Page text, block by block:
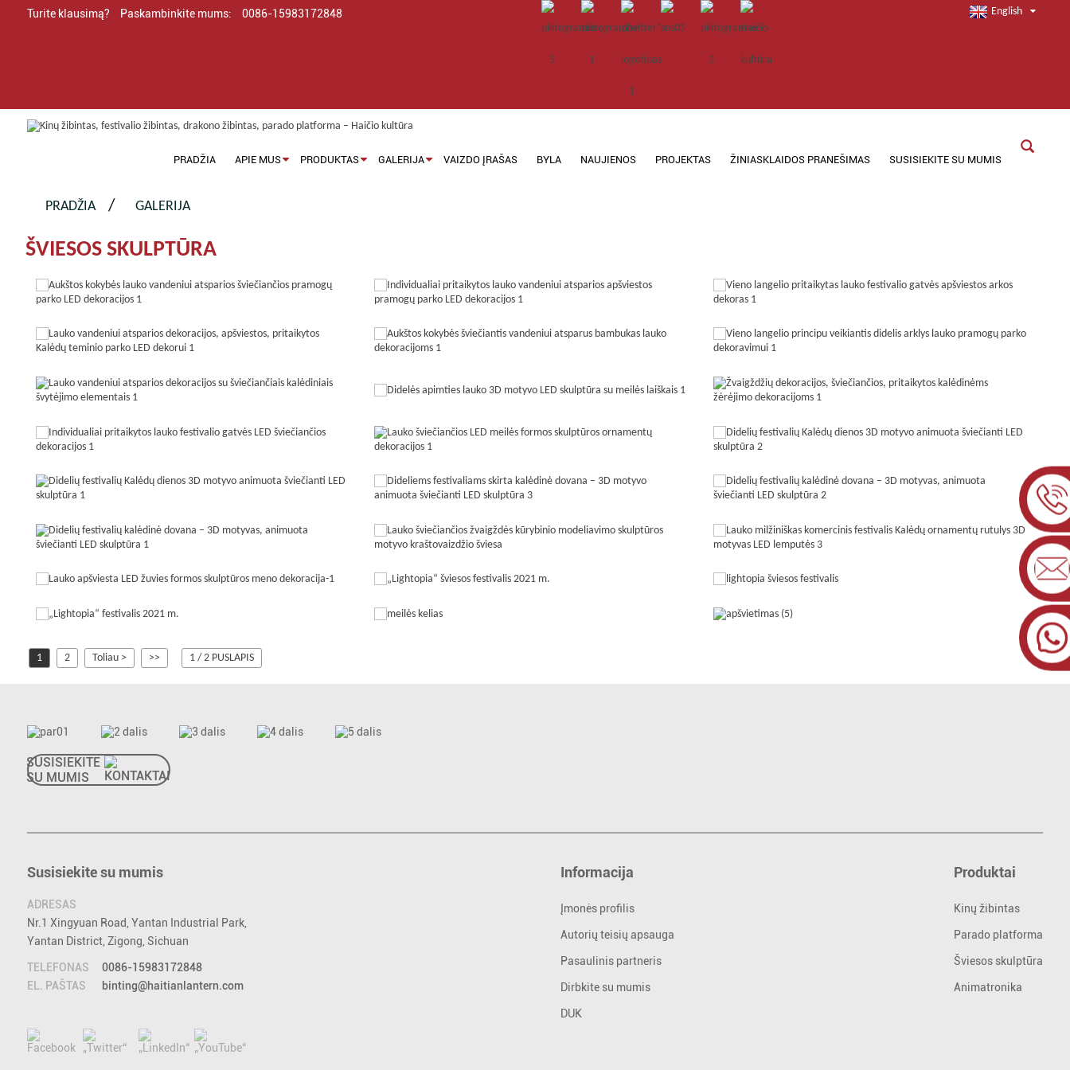
Turite klausimą? Paskambinkite mums: 0086-15983172848 English
PRADŽIA APIE MUS PRODUKTAS GALERIJA VAIZDO ĮRAŠAS BYLA NAUJIENOS PROJEKTAS ŽINIASKLAIDOS PRANEŠIMAS SUSISIEKITE SU MUMIS
PRADŽIA GALERIJA
ŠVIESOS SKULPTŪRA
1 2 Toliau > >> 1 / 2 PUSLAPIS
SUSISIEKITE
SU MUMIS
Susisiekite su mumis
ADRESAS
Nr.1 Xingyuan Road, Yantan Industrial Park,
Yantan District, Zigong, Sichuan
TELEFONAS
0086-15983172848
EL. PAŠTAS
binting@haitianlantern.com
Informacija
Įmonės profilis
Autorių teisių apsauga
Pasaulinis partneris
Dirbkite su mumis
DUK
Produktai
Kinų žibintas
Parado platforma
Šviesos skulptūra
Animatronika